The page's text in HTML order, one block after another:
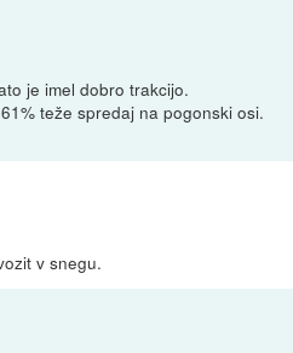
je imel dobro trakcijo.
teže spredaj na pogonski osi.
v snegu.